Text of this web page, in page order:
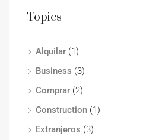
Topics
Alquilar (1)
Business (3)
Comprar (2)
Construction (1)
Extranjeros (3)